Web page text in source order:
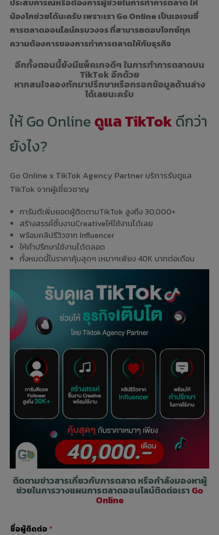
น้องโกช่วยได้นะครับ เพราะเรา Go Online เป็นเอเจนซี่
การตลาดออนไลน์ครบวงจร ที่สามารถตอบโจทย์ทุก
ความต้องการของการทำการตลาดให้กับธุรกิจ
อีกทั้งตอนนี้ยังมีแพ็คเกจดีๆ ในการทำการตลาดบน
TikTok อีกด้วย
หากสนใจลองทักมาปรึกษาหรือกรอกข้อมูลด้านล่าง
ได้เลยนะครับ
ให้ Go Online ดูแล TikTok ดีกว่า
ยังไง?
Go Online x TikTok Agency Partner บริการรับดูแล
TikTok จากผู้เชี่ยวชาญ
การันตีเพิ่มยอดผู้ติดตามTikTok สูงถึง 30,000+
สร้างสรรค์ชิ้นงานCreativeให้ใช้งานได้เลย
พร้อมคลิปรีวิวจาก Influencer
ให้คำปรึกษาใช้งานได้ตลอด
ทั้งหมดนี้ในราคาคุ้มสุดๆ เหมาๆเพียง 40K บาทต่อเดือน
ติดตามข่าวสารเกี่ยวกับการตลาด หรือกำลังมองหาผู้
ช่วยในการวางแผนการตลาดออนไลน์ติดต่อเราGo
Online
ชื่อผู้ติดต่อ *